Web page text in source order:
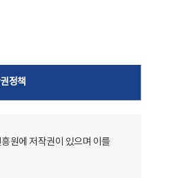
정책
원에 저작권이 있으며 이를